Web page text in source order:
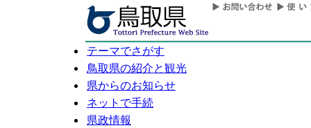
テーマでさがす
鳥取県の紹介と観光
県からのお知らせ
ネットで手続
県政情報